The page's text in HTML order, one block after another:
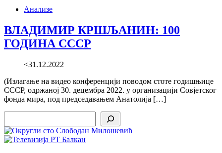
Анализе
ВЛАДИМИР КРШЉАНИН: 100
ГОДИНА СССР
<31.12.2022
(Излагање на видео конференцији поводом стоте годишњице
СССР, одржаној 30. децембра 2022. у организацији Совјетског
фонда мира, под председавањем Анатолија […]